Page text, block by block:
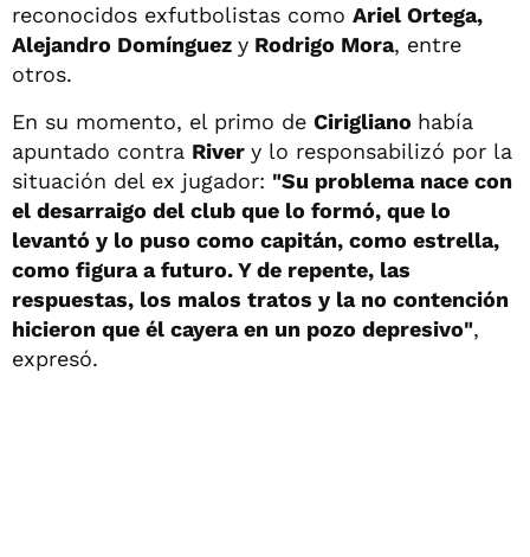
reconocidos exfutbolistas como Ariel Ortega,
Alejandro Domínguez y Rodrigo Mora, entre
otros.
En su momento, el primo de Cirigliano había
apuntado contra River y lo responsabilizó por la
situación del ex jugador: "Su problema nace con
el desarraigo del club que lo formó, que lo
levantó y lo puso como capitán, como estrella,
como figura a futuro. Y de repente, las
respuestas, los malos tratos y la no contención
hicieron que él cayera en un pozo depresivo",
expresó.